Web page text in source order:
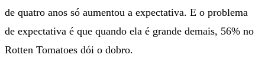
de quatro anos só aumentou a expectativa. E o problema
de expectativa é que quando ela é grande demais, 56% no
Rotten Tomatoes dói o dobro.